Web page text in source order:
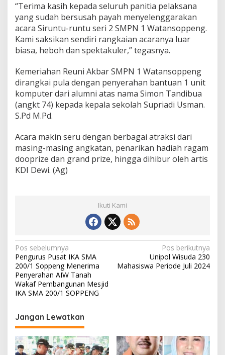
“Terima kasih kepada seluruh panitia pelaksana
yang sudah bersusah payah menyelenggarakan
acara Siruntu-runtu seri 2 SMPN 1 Watansoppeng.
Kami saksikan sendiri rangkaian acaranya luar
biasa, heboh dan spektakuler,” tegasnya.
Kemeriahan Reuni Akbar SMPN 1 Watansoppeng
dirangkai pula dengan penyerahan bantuan 1 unit
komputer dari alumni atas nama Simon Tandibua
(angkt 74) kepada kepala sekolah Supriadi Usman.
S.Pd M.Pd.
Acara makin seru dengan berbagai atraksi dari
masing-masing angkatan, penarikan hadiah ragam
dooprize dan grand prize, hingga dihibur oleh artis
KDI Dewi. (Ag)
Ikuti Kami
N
a
v
i
a
s
i
Pos sebelumnya
Pengurus Pusat IKA SMA
200/1 Soppeng Menerima
Penyerahan AIW Tanah
Wakaf Pembangunan Mesjid
IKA SMA 200/1 SOPPENG
Pos berikutnya
Unipol Wisuda 230
Mahasiswa Periode Juli 2024
Jangan Lewatkan